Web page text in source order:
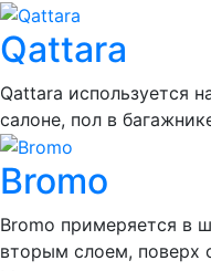
Qattara
Qattara используется
салоне, пол в
Bromo
Bromo примеряется в
вторым слоем, поверх